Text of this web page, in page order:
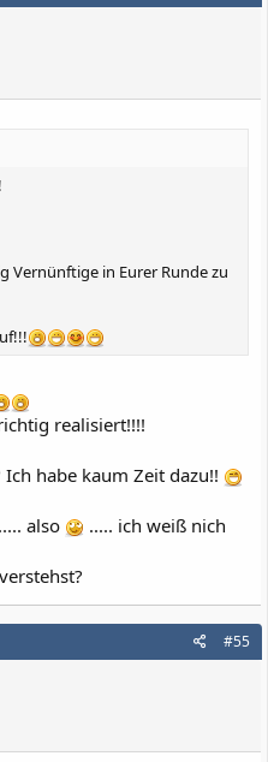
Vernünftige in Eurer Runde zu
realisiert!!!!
habe kaum Zeit dazu!!
..... also
..... ich weiß nich
#55